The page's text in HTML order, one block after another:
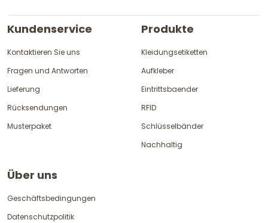
Kundenservice
Kontaktieren Sie uns
Fragen und Antworten
Lieferung
Rücksendungen
Musterpaket
Produkte
Kleidungsetiketten
Aufkleber
Eintrittsbaender
RFID
Schlüsselbänder
Nachhaltig
Über uns
Geschäftsbedingungen
Datenschutzpolitik